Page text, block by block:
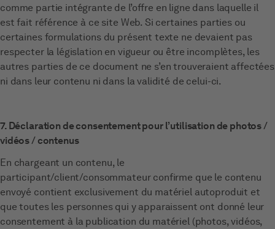
comme partie intégrante de l’offre en ligne dans laquelle il
est fait référence à ce site Web. Si certaines parties ou
certaines formulations du présent texte ne devaient pas
respecter la législation en vigueur ou être incomplètes, les
autres parties de ce document ne s’en trouveraient affectées
ni dans leur contenu ni dans la validité de celui-ci.
7. Déclaration de consentement pour l’utilisation de photos /
vidéos / contenus
En chargeant un contenu, le
participant/client/consommateur confirme que le contenu
envoyé contient exclusivement du matériel autoproduit et
que toutes les personnes qui y apparaissent ont donné leur
consentement à la publication du matériel (photos, vidéos,